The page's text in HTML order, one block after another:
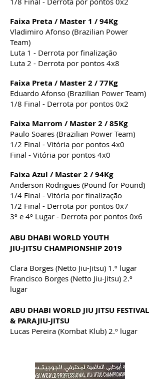
Faixa Preta / Master 1 / 94Kg
Vladimiro Afonso (Brazilian Power
Team)
Luta 1 - Derrota por finalização
Luta 2 - Derrota por pontos 4x8
Faixa Preta / Master 2 / 77Kg
Eduardo Afonso (Brazilian Power Team)
1/8 Final - Derrota por pontos 0x2
Faixa Marrom / Master 2 / 85Kg
Paulo Soares (Brazilian Power Team)
1/2 Final - Vitória por pontos 4x0
Final - Vitória por pontos 4x0
Faixa Azul / Master 2 / 94Kg
Anderson Rodrigues (Pound for Pound)
1/4 Final - Vitória por finalização
1/2 Final - Derrota por pontos 0x7
3º e 4º Lugar - Derrota por pontos 0x6
ABU DHABI WORLD YOUTH
JIU-JITSU CHAMPIONSHIP 2019
Clara Borges (Netto Jiu-Jitsu) 1.º lugar
Francisco Borges (Netto Jiu-Jitsu) 2.º
lugar
ABU DHABI WORLD JIU JITSU FESTIVAL
& PARAJIU-JITSU
Lucas Pereira (Kombat Klub) 2.º lugar